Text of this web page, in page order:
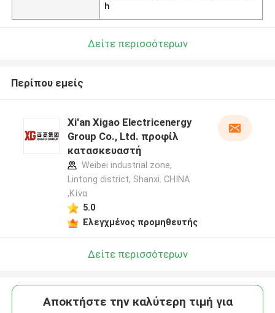
h
Δείτε περισσότερων
Περίπου εμείς
Xi'an Xigao Electricenergy
Group Co., Ltd. προφίλ
κατασκευαστή
Weibei industrial zone,
Lintong district, Shanxi. CHINA
,Κίνα
5.0
Ελεγχμένος προμηθευτής
Δείτε περισσότερων
Αποκτήστε την καλύτερη τιμή για